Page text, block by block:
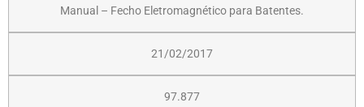
Manual – Fecho Eletromagnético para Batentes.
21/02/2017
97.877